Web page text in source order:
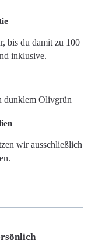
bis du damit zu 100
inklusive.
wir ausschließlich